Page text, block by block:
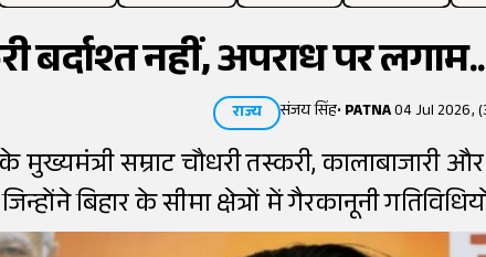
बर्दाश्त नहीं, अपराध पर
राज्य संजय सिंह•PATNA04 Jul 2026,
के मुख्यमंत्री सम्राट चौधरी तस्करी,
जिन्होंने बिहार के सीमा क्षेत्रों में गैरकानूनी